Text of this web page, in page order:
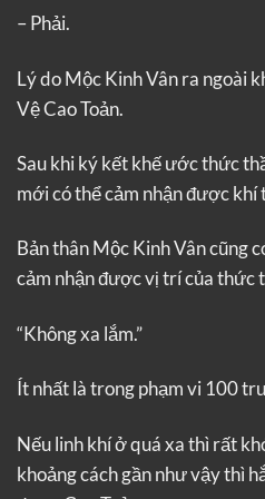
– Phải.
Lý do Mộc Kinh Vân ra ngoài
Vệ Cao Toản.
Sau khi ký kết khế ước thức
mới có thể cảm nhận được khí
Bản thân Mộc Kinh Vân cũng
cảm nhận được vị trí của thức
“Không xa lắm.”
Ít nhất là trong phạm vi 100
Nếu linh khí ở quá xa thì rất
khoảng cách gần như vậy thì